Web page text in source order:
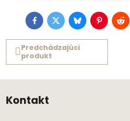
FacebookTwitterBlueskyPinterest
Predchádzajúci
produkt
Kontakt